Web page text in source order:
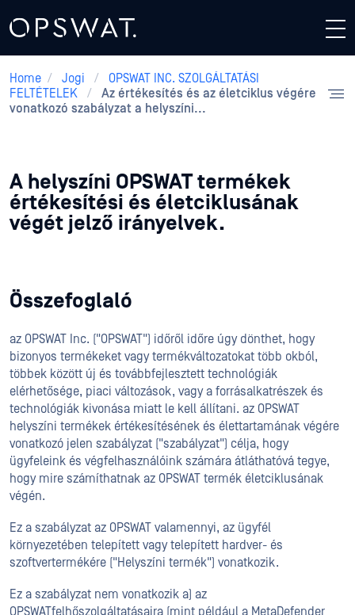
Home / Jogi /
OPSWAT INC. SZOLGÁLTATÁSI
FELTÉTELEK
/
Az értékesítés és az életciklus végére
vonatkozó szabályzat a helyszíni...
A helyszíni OPSWAT termékek
értékesítési és életciklusának
végét jelző irányelvek.
Összefoglaló
az OPSWAT Inc. ("OPSWAT") időről időre úgy dönthet, hogy
bizonyos termékeket vagy termékváltozatokat több okból,
többek között új és továbbfejlesztett technológiák
elérhetősége, piaci változások, vagy a forrásalkatrészek és
technológiák kivonása miatt le kell állítani. az OPSWAT
helyszíni termékek értékesítésének és élettartamának végére
vonatkozó jelen szabályzat ("szabályzat") célja, hogy
ügyfeleink és végfelhasználóink számára átláthatóvá tegye,
hogy mire számíthatnak az OPSWAT termék életciklusának
végén.
Ez a szabályzat az OPSWAT valamennyi, az ügyfél
környezetében telepített vagy telepített hardver- és
szoftvertermékére ("Helyszíni termék") vonatkozik.
Ez a szabályzat nem vonatkozik a) az
OPSWATfelhőszolgáltatásaira (mint például a MetaDefender